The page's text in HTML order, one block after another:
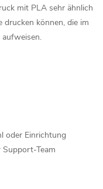
mit PLA sehr ähnlich
drucken können, die im
aufweisen.
oder Einrichtung
Team